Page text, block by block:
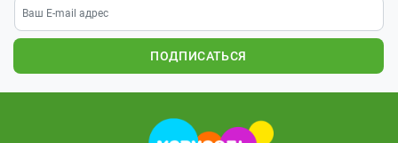
ПОДПИСАТЬСЯ